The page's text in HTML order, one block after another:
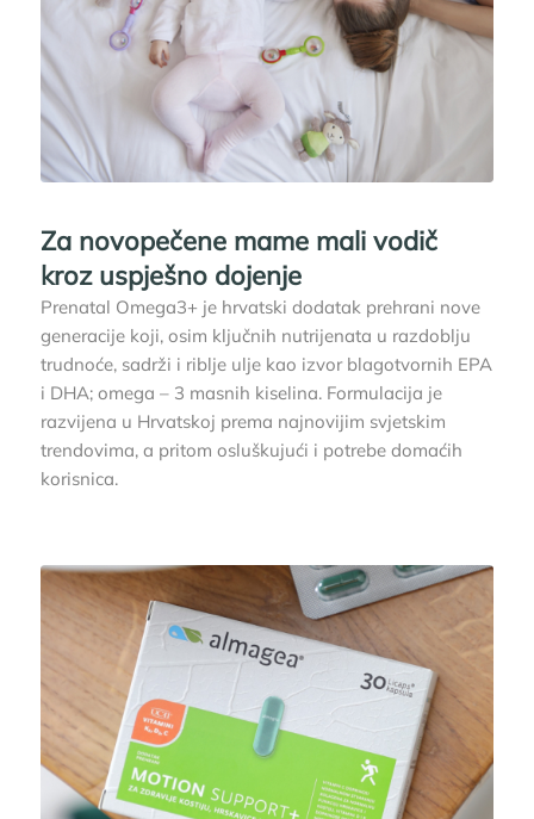
Za novopečene mame mali vodič
kroz uspješno dojenje
Prenatal Omega3+ je hrvatski dodatak prehrani nove
generacije koji, osim ključnih nutrijenata u razdoblju
trudnoće, sadrži i riblje ulje kao izvor blagotvornih EPA
i DHA; omega – 3 masnih kiselina. Formulacija je
razvijena u Hrvatskoj prema najnovijim svjetskim
trendovima, a pritom osluškujući i potrebe domaćih
korisnica.